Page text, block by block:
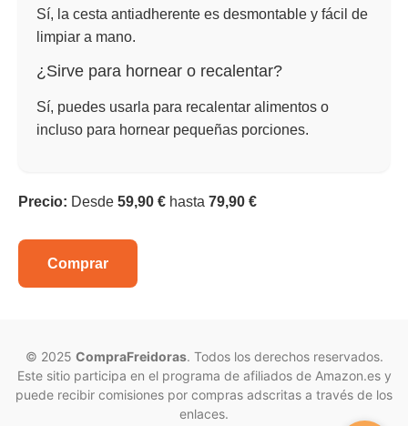
Sí, la cesta antiadherente es desmontable y fácil de
limpiar a mano.
¿Sirve para hornear o recalentar?
Sí, puedes usarla para recalentar alimentos o
incluso para hornear pequeñas porciones.
Precio: Desde 59,90 € hasta 79,90 €
Comprar
© 2025 CompraFreidoras. Todos los derechos reservados.
Este sitio participa en el programa de afiliados de Amazon.es y
puede recibir comisiones por compras adscritas a través de los
enlaces.